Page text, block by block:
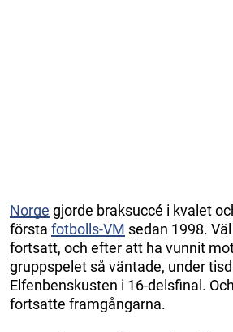
Norge gjorde braksuccé i kvalet
första fotbolls-VM sedan 1998.
fortsatt, och efter att ha vunnit
gruppspelet så väntade, under
Elfenbenskusten i 16-delsfinal.
fortsatte framgångarna.